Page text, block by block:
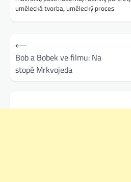
umělecká tvorba,umělecký proces
Navigace
pro
příspěvek
⟵
Bob a Bobek ve filmu: Na
stopě Mrkvojeda